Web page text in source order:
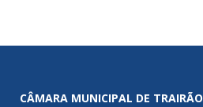
CÂMARA MUNICIPAL DE TRAIRÃO